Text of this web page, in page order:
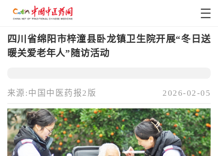
四川省绵阳市梓潼县卧龙镇卫生院开展“冬日送
暖关爱老年人”随访活动
来源:中国中医药报2版 2026-02-05